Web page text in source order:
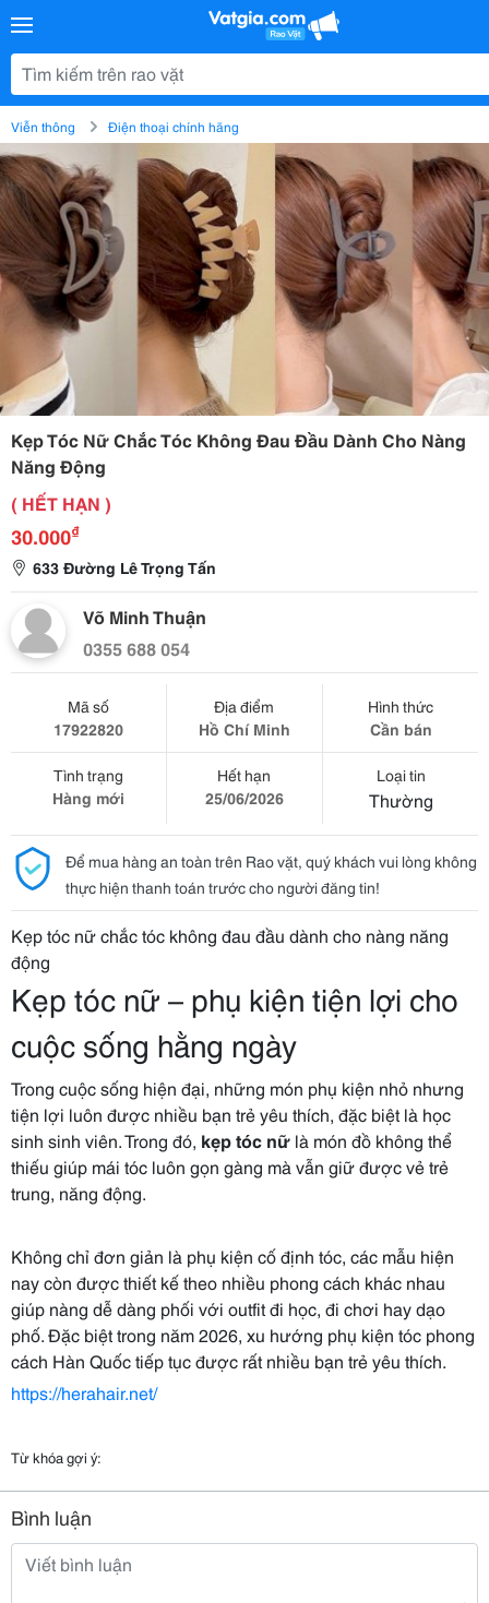
Viễn thông Điện thoại chính hãng
Kẹp Tóc Nữ Chắc Tóc Không Đau Đầu Dành Cho Nàng
Năng Động
( HẾT HẠN )
30.000₫
633 Đường Lê Trọng Tấn
Võ Minh Thuận
0355 688 054
Mã số
17922820
Địa điểm
Hồ Chí Minh
Hình thức
Cần bán
Tình trạng
Hàng mới
Hết hạn
25/06/2026
Loại tin
Thường
Để mua hàng an toàn trên Rao vặt, quý khách vui lòng không
thực hiện thanh toán trước cho người đăng tin!
Kẹp tóc nữ chắc tóc không đau đầu dành cho nàng năng
động
Kẹp tóc nữ – phụ kiện tiện lợi cho
cuộc sống hằng ngày
Trong cuộc sống hiện đại, những món phụ kiện nhỏ nhưng
tiện lợi luôn được nhiều bạn trẻ yêu thích, đặc biệt là học
sinh sinh viên. Trong đó, kẹp tóc nữ là món đồ không thể
thiếu giúp mái tóc luôn gọn gàng mà vẫn giữ được vẻ trẻ
trung, năng động.
Không chỉ đơn giản là phụ kiện cố định tóc, các mẫu hiện
nay còn được thiết kế theo nhiều phong cách khác nhau
giúp nàng dễ dàng phối với outfit đi học, đi chơi hay dạo
phố. Đặc biệt trong năm 2026, xu hướng phụ kiện tóc phong
cách Hàn Quốc tiếp tục được rất nhiều bạn trẻ yêu thích.
https://herahair.net/
Từ khóa gợi ý:
Bình luận